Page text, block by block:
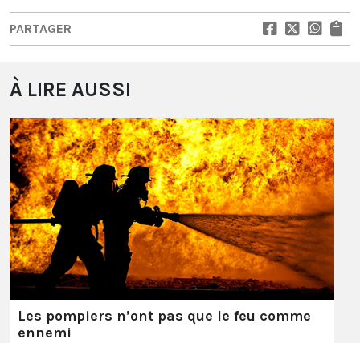
PARTAGER
À LIRE AUSSI
Les pompiers n’ont pas que le feu comme
ennemi